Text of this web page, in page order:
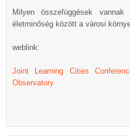
Milyen összefüggések
életminőség között a városi
weblink:
Joint Learning Cities
Observatory